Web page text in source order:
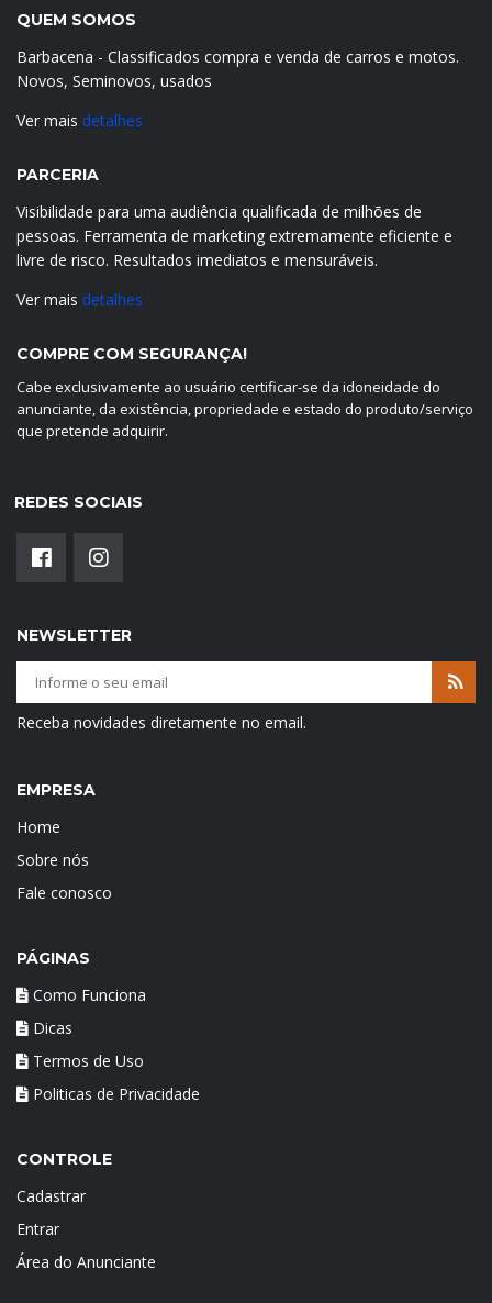
QUEM SOMOS
Barbacena - Classificados compra e venda de carros e motos.
Novos, Seminovos, usados
Ver mais detalhes
PARCERIA
Visibilidade para uma audiência qualificada de milhões de
pessoas. Ferramenta de marketing extremamente eficiente e
livre de risco. Resultados imediatos e mensuráveis.
Ver mais detalhes
COMPRE COM SEGURANÇA!
Cabe exclusivamente ao usuário certificar-se da idoneidade do
anunciante, da existência, propriedade e estado do produto/serviço
que pretende adquirir.
REDES SOCIAIS
NEWSLETTER
Receba novidades diretamente no email.
EMPRESA
Home
Sobre nós
Fale conosco
PÁGINAS
Como Funciona
Dicas
Termos de Uso
Politicas de Privacidade
CONTROLE
Cadastrar
Entrar
Área do Anunciante